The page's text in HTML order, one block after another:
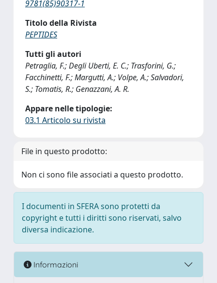
9781(85)90317-1
Titolo della Rivista
PEPTIDES
Tutti gli autori
Petraglia, F.; Degli Uberti, E. C.; Trasforini, G.;
Facchinetti, F.; Margutti, A.; Volpe, A.; Salvadori,
S.; Tomatis, R.; Genazzani, A. R.
Appare nelle tipologie:
03.1 Articolo su rivista
File in questo prodotto:
Non ci sono file associati a questo prodotto.
I documenti in SFERA sono protetti da
copyright e tutti i diritti sono riservati, salvo
diversa indicazione.
Informazioni